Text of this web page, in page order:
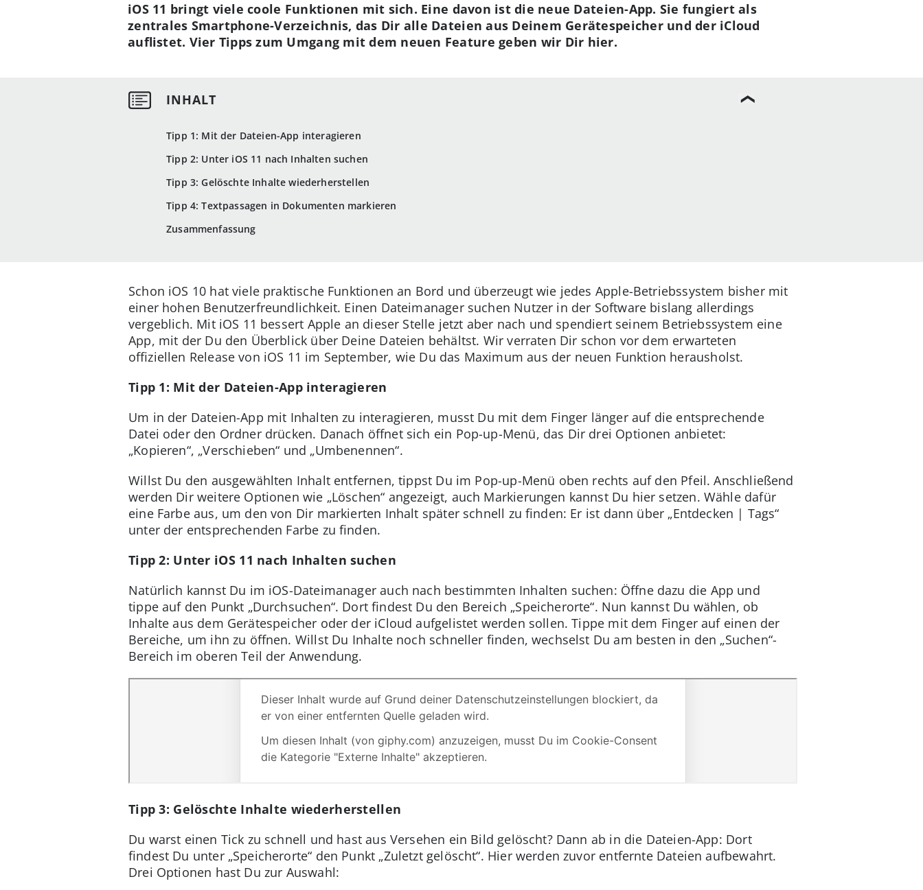
Tipp 1: Mit der Dateien-App interagieren
Tipp 2: Unter iOS 11 nach Inhalten suchen
Tipp 3: Gelöschte Inhalte wiederherstellen
Tipp 4: Textpassagen in Dokumenten markieren
Zusammenfassung
iOS 11 bringt viele coole Funktionen mit sich. Eine davon ist die neue Dateien-App. Sie fungiert als
zentrales Smartphone-Verzeichnis, das Dir alle Dateien aus Deinem Gerätespeicher und der iCloud
auflistet. Vier Tipps zum Umgang mit dem neuen Feature geben wir Dir hier.
Schon iOS 10 hat viele praktische Funktionen an Bord und überzeugt wie jedes Apple-Betriebssystem bisher mit
einer hohen Benutzerfreundlichkeit. Einen Dateimanager suchen Nutzer in der Software bislang allerdings
vergeblich. Mit iOS 11 bessert Apple an dieser Stelle jetzt aber nach und spendiert seinem Betriebssystem eine
App, mit der Du den Überblick über Deine Dateien behältst. Wir verraten Dir schon vor dem erwarteten
offiziellen Release von iOS 11 im September, wie Du das Maximum aus der neuen Funktion herausholst.
Tipp 1: Mit der Dateien-App interagieren
Um in der Dateien-App mit Inhalten zu interagieren, musst Du mit dem Finger länger auf die entsprechende
Datei oder den Ordner drücken. Danach öffnet sich ein Pop-up-Menü, das Dir drei Optionen anbietet:
„Kopieren“, „Verschieben“ und „Umbenennen“.
Willst Du den ausgewählten Inhalt entfernen, tippst Du im Pop-up-Menü oben rechts auf den Pfeil. Anschließend
werden Dir weitere Optionen wie „Löschen“ angezeigt, auch Markierungen kannst Du hier setzen. Wähle dafür
eine Farbe aus, um den von Dir markierten Inhalt später schnell zu finden: Er ist dann über „Entdecken | Tags“
unter der entsprechenden Farbe zu finden.
Tipp 2: Unter iOS 11 nach Inhalten suchen
Natürlich kannst Du im iOS-Dateimanager auch nach bestimmten Inhalten suchen: Öffne dazu die App und
tippe auf den Punkt „Durchsuchen“. Dort findest Du den Bereich „Speicherorte“. Nun kannst Du wählen, ob
Inhalte aus dem Gerätespeicher oder der iCloud aufgelistet werden sollen. Tippe mit dem Finger auf einen der
Bereiche, um ihn zu öffnen. Willst Du Inhalte noch schneller finden, wechselst Du am besten in den „Suchen“-
Bereich im oberen Teil der Anwendung.
Tipp 3: Gelöschte Inhalte wiederherstellen
Du warst einen Tick zu schnell und hast aus Versehen ein Bild gelöscht? Dann ab in die Dateien-App: Dort
findest Du unter „Speicherorte“ den Punkt „Zuletzt gelöscht“. Hier werden zuvor entfernte Dateien aufbewahrt.
Drei Optionen hast Du zur Auswahl: